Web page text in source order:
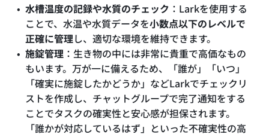
水槽温度の記録や水質のチェック ：Larkを使用する
ことで、水温や水質データを小数点以下のレベルで
正確に管理し、適切な環境を維持できます。
施錠管理 ：生き物の中には非常に貴重で高価なもの
もいます。万が一に備えるため、「誰が」「いつ」
「確実に施錠したかどうか」などLarkでチェックリ
ストを作成し、チャットグループで完了通知をする
ことでタスクの確実性と安心感が担保されます。
「誰かが対応しているはず」といった不確実性の高